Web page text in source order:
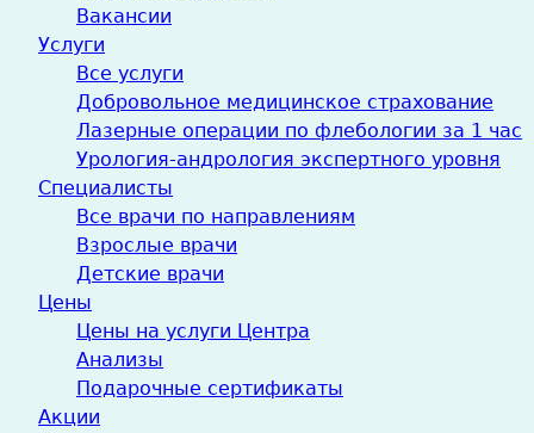
Вакансии
Услуги
Все услуги
Добровольное медицинское страхование
Лазерные операции по флебологии за 1 час
Урология-андрология экспертного уровня
Специалисты
Все врачи по направлениям
Взрослые врачи
Детские врачи
Цены
Цены на услуги Центра
Анализы
Подарочные сертификаты
Акции